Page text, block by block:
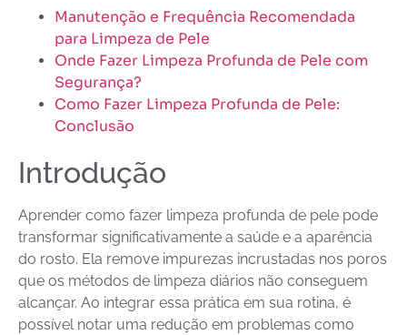
Manutenção e Frequência Recomendada
para Limpeza de Pele
Onde Fazer Limpeza Profunda de Pele com
Segurança?
Como Fazer Limpeza Profunda de Pele:
Conclusão
Introdução
Aprender como fazer limpeza profunda de pele pode
transformar significativamente a saúde e a aparência
do rosto. Ela remove impurezas incrustadas nos poros
que os métodos de limpeza diários não conseguem
alcançar. Ao integrar essa prática em sua rotina, é
possível notar uma redução em problemas como